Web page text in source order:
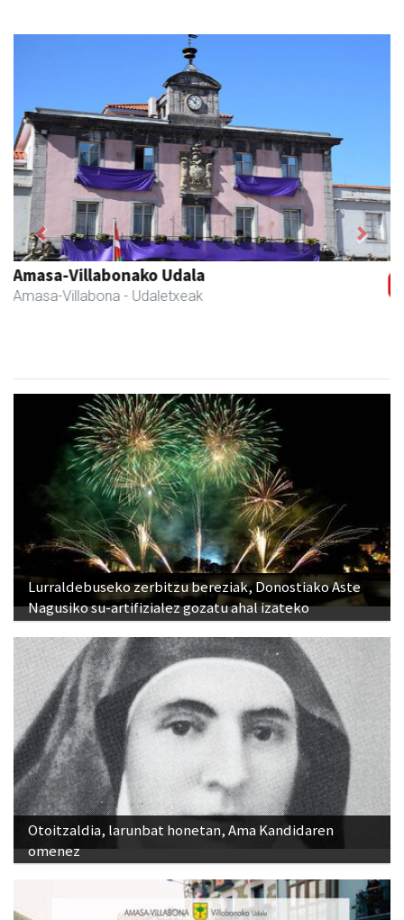
Zubimusu Ikastola
Amasa-Villabona - Hezkuntza
Previous Next
Lurraldebuseko zerbitzu bereziak, Donostiako Aste
Nagusiko su-artifizialez gozatu ahal izateko
Otoitzaldia, larunbat honetan, Ama Kandidaren
omenez